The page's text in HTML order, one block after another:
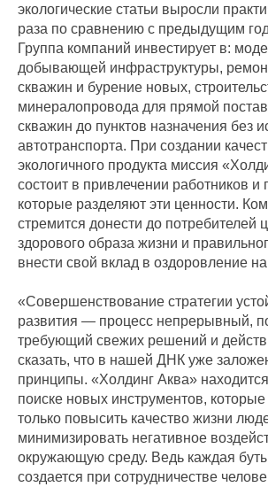
экологические статьи выросли
раза по сравнению с предыдущим
Группа компаний инвестирует в:
добывающей инфраструктуры,
скважин и бурение новых,
минералопровода для прямой
скважин до пунктов назначения без
автотранспорта. При создании
экологичного продукта миссия
состоит в привлечении работников и
которые разделяют эти ценности.
стремится донести до потребителей
здорового образа жизни и
внести свой вклад в оздоровление
«Совершенствование стратегии
развития — процесс непрерывный,
требующий свежих решений и
сказать, что в нашей ДНК уже
принципы. «Холдинг Аква»
поиске новых инструментов,
только повысить качество жизни
минимизировать негативное
окружающую среду. Ведь каждая
создается при сотрудничестве